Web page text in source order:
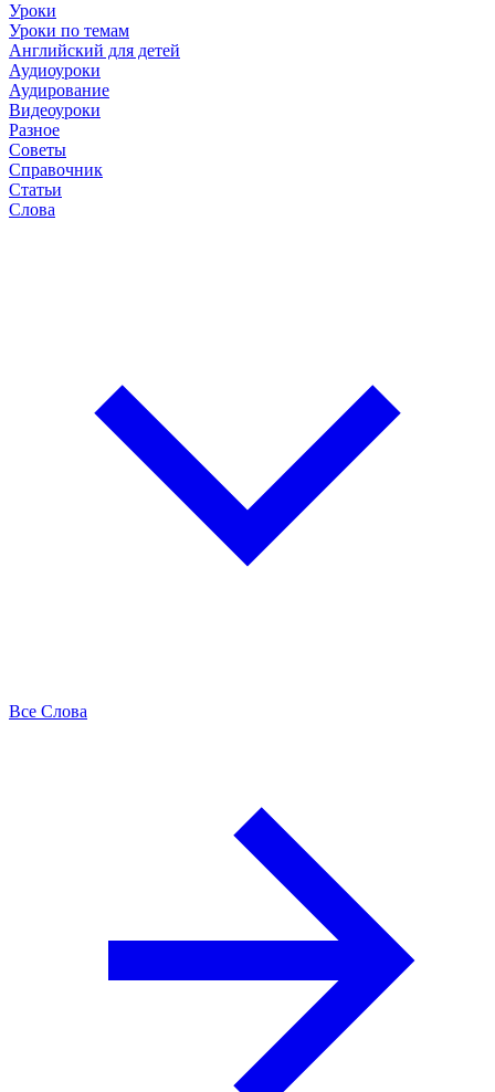
Уроки
Уроки по темам
Английский для детей
Аудиоуроки
Аудирование
Видеоуроки
Разное
Советы
Справочник
Статьи
Слова
Все Слова